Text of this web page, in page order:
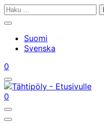
Siirry
Haku:
Sulje
hakupalkkiSuomi
Svenska
Tilini
Ostoskorisi
0
Avaa/sulje
hakupalkki
Tilini
Ostoskorisi
0
Avaa/sulje
hakupalkki
Päävalikko